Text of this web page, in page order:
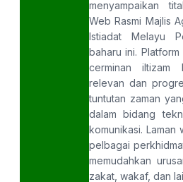
menyampaikan
Web Rasmi Majlis
Istiadat Melayu
baharu ini.
cerminan iltizam
relevan dan
tuntutan zaman
dalam bidang
komunikasi. Laman
pelbagai
memudahkan
zakat, wakaf, dan